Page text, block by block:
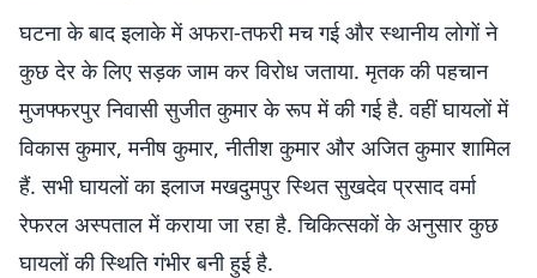
घटना के बाद इलाके में अफरा-तफरी मच गई और स्थानीय लोगों ने
कुछ देर के लिए सड़क जाम कर विरोध जताया. मृतक की पहचान
मुजफ्फरपुर निवासी सुजीत कुमार के रूप में की गई है. वहीं घायलों में
विकास कुमार, मनीष कुमार, नीतीश कुमार और अजित कुमार शामिल
हैं. सभी घायलों का इलाज मखदुमपुर स्थित सुखदेव प्रसाद वर्मा
रेफरल अस्पताल में कराया जा रहा है. चिकित्सकों के अनुसार कुछ
घायलों की स्थिति गंभीर बनी हुई है.